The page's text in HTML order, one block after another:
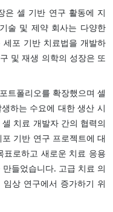
은 셀 기반 연구 활동에 지
술 및 제약 회사는 다양한
포 기반 치료법을 개발하
및 재생 의학의 성장은 또
트폴리오를 확장했으며 셀
하는 수요에 대한 생산 시
치료 개발자 간의 협력의
기반 연구 프로젝트에 대
로하고 새로운 치료 응용
들었습니다. 고급 치료 의
상 연구에서 증가하기 위